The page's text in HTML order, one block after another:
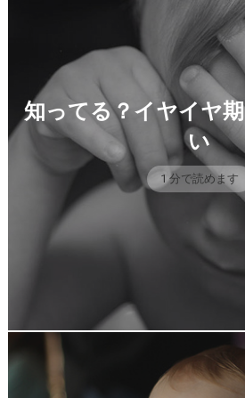
知ってる？イヤイヤ
い
1 分で読めます